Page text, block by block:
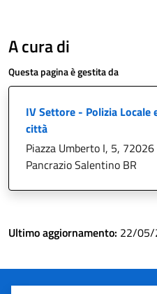
A cura di
Questa pagina è gestita da
IV Settore - Polizia Locale
città
Piazza Umberto I, 5, 72026
Pancrazio Salentino BR
Ultimo aggiornamento: 22/05/